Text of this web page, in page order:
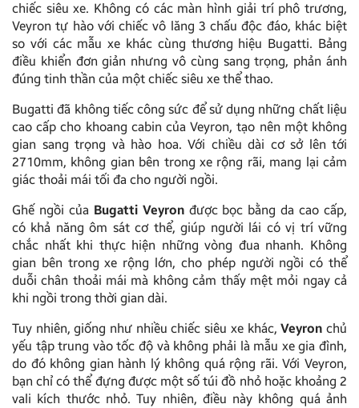
chiếc siêu xe. Không có các màn hình giải trí phô trương,
Veyron tự hào với chiếc vô lăng 3 chấu độc đáo, khác biệt
so với các mẫu xe khác cùng thương hiệu Bugatti. Bảng
điều khiển đơn giản nhưng vô cùng sang trọng, phản ánh
đúng tinh thần của một chiếc siêu xe thể thao.
Bugatti đã không tiếc công sức để sử dụng những chất liệu
cao cấp cho khoang cabin của Veyron, tạo nên một không
gian sang trọng và hào hoa. Với chiều dài cơ sở lên tới
2710mm, không gian bên trong xe rộng rãi, mang lại cảm
giác thoải mái tối đa cho người ngồi.
Ghế ngồi củaBugatti Veyronđược bọc bằng da cao cấp,
có khả năng ôm sát cơ thể, giúp người lái có vị trí vững
chắc nhất khi thực hiện những vòng đua nhanh. Không
gian bên trong xe rộng lớn, cho phép người ngồi có thể
duỗi chân thoải mái mà không cảm thấy mệt mỏi ngay cả
khi ngồi trong thời gian dài.
Tuy nhiên, giống như nhiều chiếc siêu xe khác,Veyron chủ
yếu tập trung vào tốc độ và không phải là mẫu xe gia đình,
do đó không gian hành lý không quá rộng rãi. Với Veyron,
bạn chỉ có thể đựng được một số túi đồ nhỏ hoặc khoảng 2
vali kích thước nhỏ. Tuy nhiên, điều này không quá ảnh